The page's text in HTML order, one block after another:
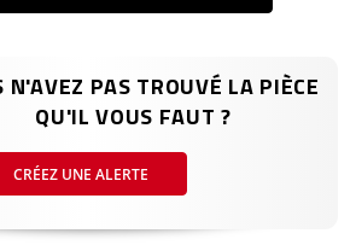
N'AVEZ PAS TROUVÉ LA PIÈCE
QU'IL VOUS FAUT ?
CRÉEZ UNE ALERTE